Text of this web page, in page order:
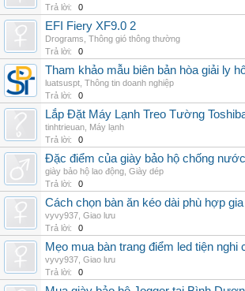
Trả lời:
0
EFI Fiery XF9.0 2
Drograms Thông gió thông thường
Trả lời:
0
Tham khảo mẫu biên bản hòa giải ly
luatsuspt Thông tin doanh nghiệp
Trả lời:
0
Lắp Đặt Máy Lạnh Treo Tường
tinhtrieuan Máy lạnh
Trả lời:
0
Đặc điểm của giày bảo hộ chống
giày bảo hộ lao động Giày dép
Trả lời:
0
Cách chọn bàn ăn kéo dài phù hợp
vyvy937 Giao lưu
Trả lời:
0
Mẹo mua bàn trang điểm led tiện nghi
vyvy937 Giao lưu
Trả lời:
0